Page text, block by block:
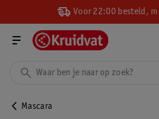
Voor 22:00 besteld,
Mascara